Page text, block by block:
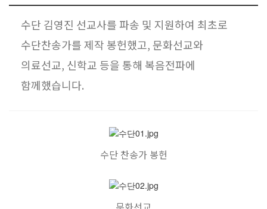
수단 김영진 선교사를 파송 및 지원하여 최초로
수단찬송가를 제작 봉헌했고, 문화선교와
의료선교, 신학교 등을 통해 복음전파에
함께했습니다.
수단 찬송가 봉헌